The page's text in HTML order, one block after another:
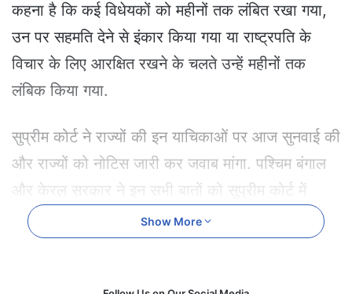
कहना है कि कई विधेयकों को महीनों तक लंबित रखा गया,
उन पर सहमति देने से इंकार किया गया या राष्ट्रपति के
विचार के लिए आरक्षित रखने के चलते उन्हें महीनों तक
लंबिक किया गया.
सुप्रीम कोर्ट ने राज्यों की इन याचिकाओं पर आज सुनवाई की
और राज्यों को नोटिस जारी कर जवाब मांगा. पश्चिम बंगाल
और केरल सरकार ने इन सभी बातों को सुप्रीम कोर्ट में
चुनौती दी. तेलंगाना सरकार पहले से ही इसी मुद्दे पर सुप्रीम
कोर्ट में याचिका दायर कर चुकी है. सुनवाई के दौरान सुप्रीम
Show More